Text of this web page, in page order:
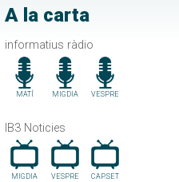
A la carta
informatius ràdio
MATÍ MIGDIA VESPRE
IB3 Noticies
MIGDIA VESPRE CAP.SET